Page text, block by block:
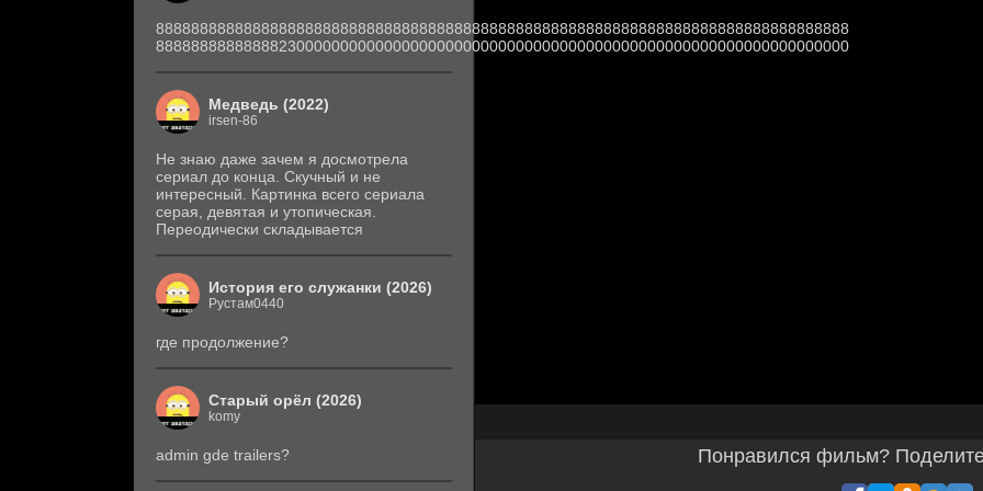
Понравился фильм?
8888888888888888888888888888888888888888888888888888888888888888888888888888888
8888888888888823000000000000000000000000000000000000000000000000000000000000000
Медведь (2022)
irsen-86
Не знаю даже зачем я досмотрела
сериал до конца. Скучный и не
интересный. Картинка всего сериала
серая, девятая и утопическая.
Переодически складывается
История его служанки (2026)
Рустам0440
где продолжение?
Старый орёл (2026)
komy
admin gde trailers?